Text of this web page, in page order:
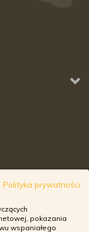
Polityka prywatności
pokazania
wspaniałego